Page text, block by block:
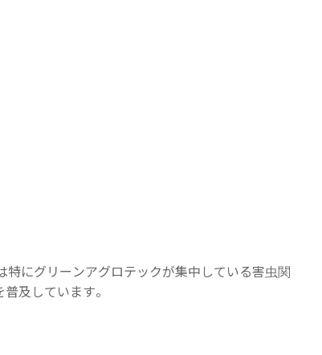
にグリーンアグロテックが集中している害虫関
及しています。